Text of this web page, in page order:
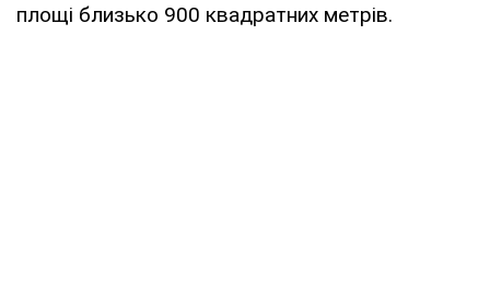
площі близько 900 квадратних метрів.